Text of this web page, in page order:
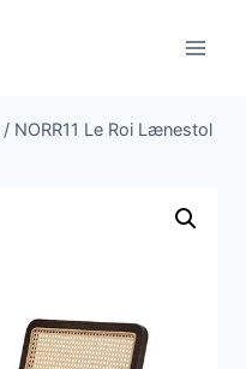
/ NORR11 Le Roi Lænestol